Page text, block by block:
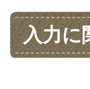
入力に